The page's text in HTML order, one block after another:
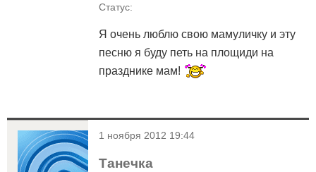
Статус:
Я очень люблю свою мамуличку и эту
песню я буду петь на площиди на
празднике мам!
< 1 ноября 2012 19:44
Танечка